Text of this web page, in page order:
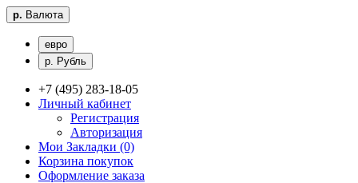
р. Валюта
евро
р. Рубль
+7 (495) 283-18-05
Личный кабинет
Регистрация
Авторизация
Мои Закладки (0)
Корзина покупок
Оформление заказа